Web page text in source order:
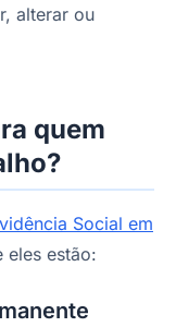
alterar ou
quem
Social em
eles estão: